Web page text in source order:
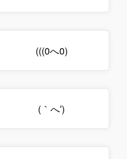
(((0へ0)
(｀へ′)